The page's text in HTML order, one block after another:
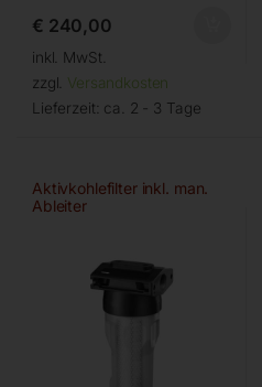
€ 240,00
inkl. MwSt.
zzgl. Versandkosten
Lieferzeit: ca. 2 - 3 Tage
Aktivkohlefilter inkl. man.
Ableiter